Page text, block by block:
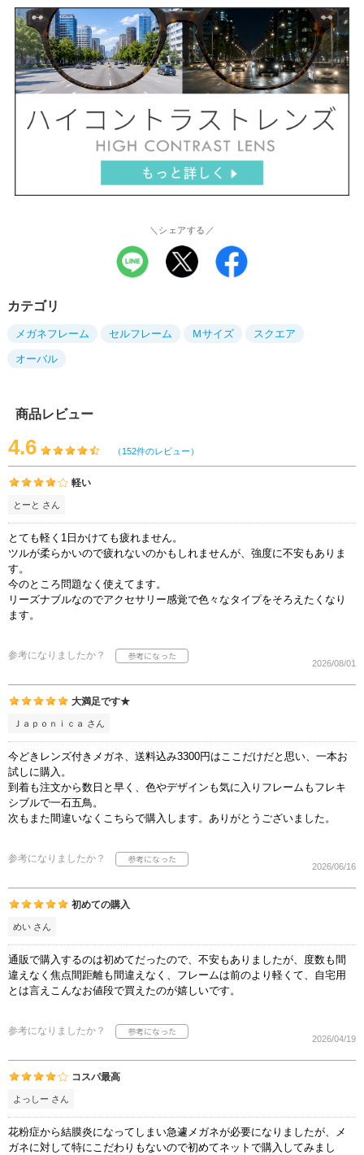
＼シェアする／
カテゴリ
メガネフレーム セルフレーム Ｍサイズ スクエア
オーバル
商品レビュー
4.6 （152件のレビュー）
軽い
とーと さん
とても軽く1日かけても疲れません。
ツルが柔らかいので疲れないのかもしれませんが、強度に不安もありま
す。
今のところ問題なく使えてます。
リーズナブルなのでアクセサリー感覚で色々なタイプをそろえたくなり
ます。
参考になりましたか？
2026/08/01
大満足です★
Ｊａｐｏｎｉｃａ さん
今どきレンズ付きメガネ、送料込み3300円はここだけだと思い、一本お
試しに購入。
到着も注文から数日と早く、色やデザインも気に入りフレームもフレキ
シブルで一石五鳥。
次もまた間違いなくこちらで購入します。ありがとうございました。
参考になりましたか？
2026/06/16
初めての購入
めい さん
通販で購入するのは初めてだったので、不安もありましたが、度数も間
違えなく焦点間距離も間違えなく、フレームは前のより軽くて、自宅用
とは言えこんなお値段で買えたのが嬉しいです。
参考になりましたか？
2026/04/19
コスパ最高
よっしー さん
花粉症から結膜炎になってしまい急遽メガネが必要になりましたが、メ
ガネに対して特にこだわりもないので初めてネットで購入してみまし